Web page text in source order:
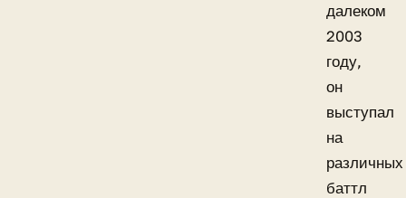
далеком
2003
году,
он
выступал
на
различных
баттл